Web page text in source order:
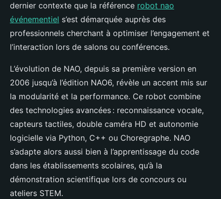
dernier contexte que la référence robot nao
événementiel s’est démarquée auprès des
professionnels cherchant à optimiser l’engagement et
l’interaction lors de salons ou conférences.
L’évolution de NAO, depuis sa première version en
2006 jusqu’à l’édition NAO6, révèle un accent mis sur
la modularité et la performance. Ce robot combine
des technologies avancées : reconnaissance vocale,
capteurs tactiles, double caméra HD et autonomie
logicielle via Python, C++ ou Choregraphe. NAO
s’adapte alors aussi bien à l’apprentissage du code
dans les établissements scolaires, qu’à la
démonstration scientifique lors de concours ou
ateliers STEM.